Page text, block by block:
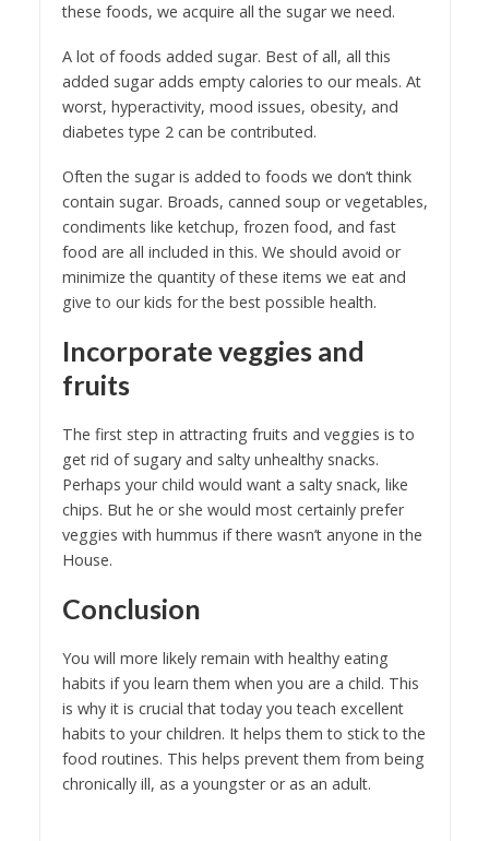
these foods, we acquire all the sugar we need.
A lot of foods added sugar. Best of all, all this
added sugar adds empty calories to our meals. At
worst, hyperactivity, mood issues, obesity, and
diabetes type 2 can be contributed.
Often the sugar is added to foods we don’t think
contain sugar. Broads, canned soup or vegetables,
condiments like ketchup, frozen food, and fast
food are all included in this. We should avoid or
minimize the quantity of these items we eat and
give to our kids for the best possible health.
Incorporate veggies and
fruits
The first step in attracting fruits and veggies is to
get rid of sugary and salty unhealthy snacks.
Perhaps your child would want a salty snack, like
chips. But he or she would most certainly prefer
veggies with hummus if there wasn’t anyone in the
House.
Conclusion
You will more likely remain with healthy eating
habits if you learn them when you are a child. This
is why it is crucial that today you teach excellent
habits to your children. It helps them to stick to the
food routines. This helps prevent them from being
chronically ill, as a youngster or as an adult.